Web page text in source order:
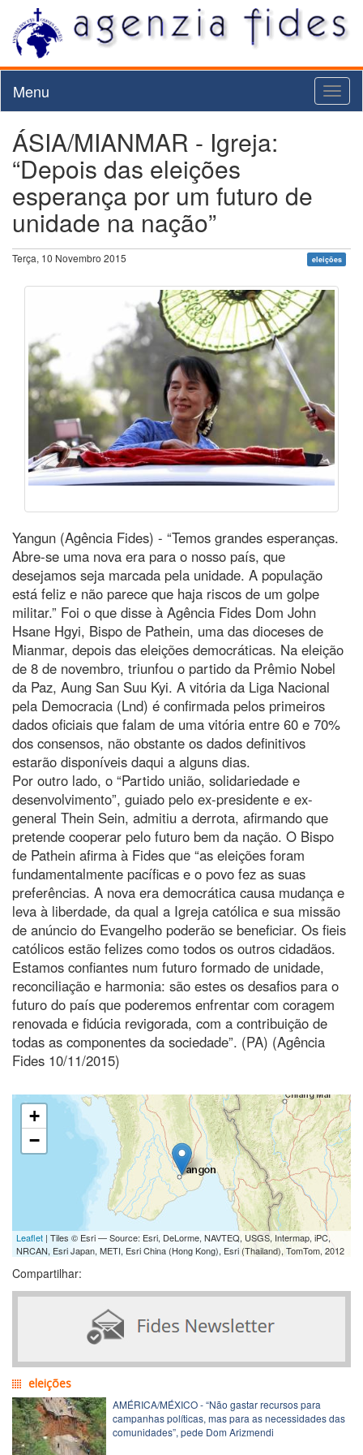
Menu
ÁSIA/MIANMAR - Igreja:
“Depois das eleições
esperança por um futuro de
unidade na nação”
Terça, 10 Novembro 2015 eleições
Yangun (Agência Fides) - “Temos grandes esperanças.
Abre-se uma nova era para o nosso país, que
desejamos seja marcada pela unidade. A população
está feliz e não parece que haja riscos de um golpe
militar.” Foi o que disse à Agência Fides Dom John
Hsane Hgyi, Bispo de Pathein, uma das dioceses de
Mianmar, depois das eleições democráticas. Na eleição
de 8 de novembro, triunfou o partido da Prêmio Nobel
da Paz, Aung San Suu Kyi. A vitória da Liga Nacional
pela Democracia (Lnd) é confirmada pelos primeiros
dados oficiais que falam de uma vitória entre 60 e 70%
dos consensos, não obstante os dados definitivos
estarão disponíveis daqui a alguns dias.
Por outro lado, o “Partido união, solidariedade e
desenvolvimento”, guiado pelo ex-presidente e ex-
general Thein Sein, admitiu a derrota, afirmando que
pretende cooperar pelo futuro bem da nação. O Bispo
de Pathein afirma à Fides que “as eleições foram
fundamentalmente pacíficas e o povo fez as suas
preferências. A nova era democrática causa mudança e
leva à liberdade, da qual a Igreja católica e sua missão
de anúncio do Evangelho poderão se beneficiar. Os fieis
católicos estão felizes como todos os outros cidadãos.
Estamos confiantes num futuro formado de unidade,
reconciliação e harmonia: são estes os desafios para o
futuro do país que poderemos enfrentar com coragem
renovada e fidúcia revigorada, com a contribuição de
todas as componentes da sociedade”. (PA) (Agência
Fides 10/11/2015)
+
−
Leaflet | Tiles © Esri — Source: Esri, DeLorme, NAVTEQ, USGS, Intermap, iPC,
NRCAN, Esri Japan, METI, Esri China (Hong Kong), Esri (Thailand), TomTom, 2012
Compartilhar:
eleições
AMÉRICA/MÉXICO - “Não gastar recursos para
campanhas políticas, mas para as necessidades das
comunidades”, pede Dom Arizmendi